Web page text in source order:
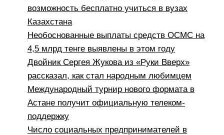
возможность бесплатно учиться в вузах
Казахстана
Необоснованные выплаты средств ОСМС на
4,5 млрд тенге выявлены в этом году
Двойник Сергея Жукова из «Руки Вверх»
рассказал, как стал народным любимцем
Международный турнир нового формата в
Астане получит официальную телеком-
поддержку
Число социальных предпринимателей в